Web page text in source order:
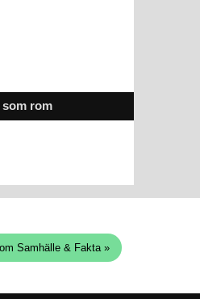
rom
Samhälle & Fakta »